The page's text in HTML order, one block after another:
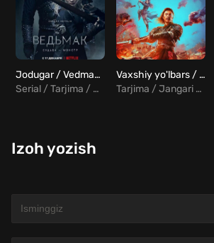
Jodugar / Vedmak Barcha qismlar Uzbek tilida
Serial / Tarjima / Drama / Sarguzasht / Qo'rqinchili
Vaxshiy yo'lbars / Yo'lbars mutant Uzbek Tilida
Tarjima / Jangari / Qo'rqinchili
Izoh yozish